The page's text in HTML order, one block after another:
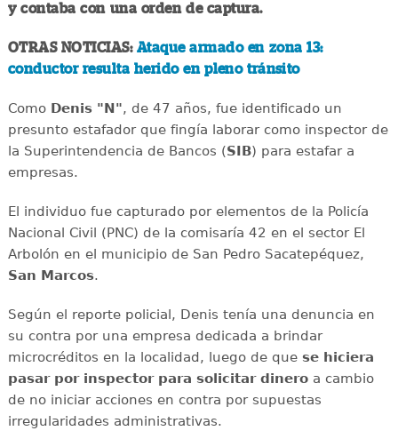
y contaba con una orden de captura.
OTRAS NOTICIAS: Ataque armado en zona 13:
conductor resulta herido en pleno tránsito
Como Denis "N", de 47 años, fue identificado un
presunto estafador que fingía laborar como inspector de
la Superintendencia de Bancos (SIB) para estafar a
empresas.
El individuo fue capturado por elementos de la Policía
Nacional Civil (PNC) de la comisaría 42 en el sector El
Arbolón en el municipio de San Pedro Sacatepéquez,
San Marcos.
Según el reporte policial, Denis tenía una denuncia en
su contra por una empresa dedicada a brindar
microcréditos en la localidad, luego de que se hiciera
pasar por inspector para solicitar dineroa cambio
de no iniciar acciones en contra por supuestas
irregularidades administrativas.